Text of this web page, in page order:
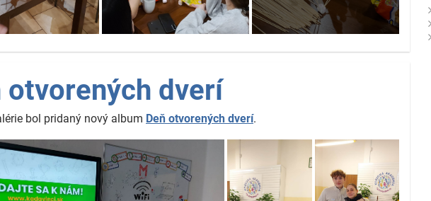
otvorených dverí
bol pridaný nový album Deň otvorených dverí.